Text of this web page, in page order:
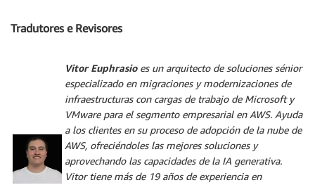
Tradutores e Revisores
Vitor Euphrasioes un arquitecto de soluciones sénior
especializado en migraciones y modernizaciones de
infraestructuras con cargas de trabajo de Microsoft y
VMware para el segmento empresarial en AWS. Ayuda
a los clientes en su proceso de adopción de la nube de
AWS, ofreciéndoles las mejores soluciones y
aprovechando las capacidades de la IA generativa.
Vitor tiene más de 19 años de experiencia en